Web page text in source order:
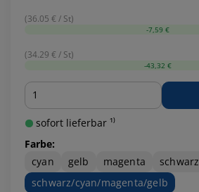
(36.05 € / St)
-7,59 €
(34.29 € / St)
-43,32 €
Menge
sofort lieferbar ¹⁾
Farbe:
cyan
gelb magenta
schwarz
schwarz/cyan/magenta/gelb